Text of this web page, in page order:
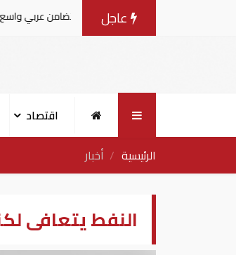
عاجل
تضامن عربي واسع مع
اقتصاد
الرئيسية
أخبار
النفط يتعافى